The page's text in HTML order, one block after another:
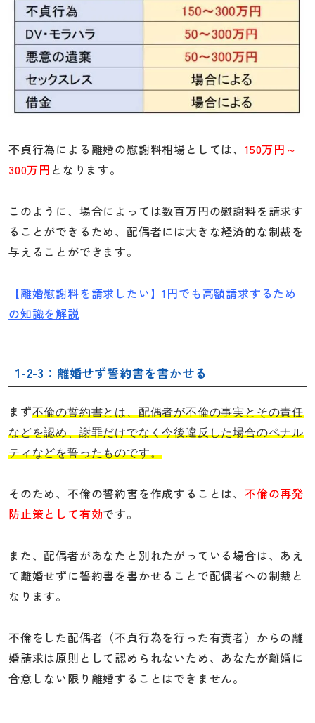
不貞行為による離婚の慰謝料相場としては、 150万円～
300万円 となります。
このように、場合によっては数百万円の慰謝料を請求す
ることができるため、配偶者には大きな経済的な制裁を
与えることができます。
【離婚慰謝料を請求したい】1円でも高額請求するため
の知識を解説
1-2-3：離婚せず誓約書を書かせる
まず不倫の誓約書とは、配偶者が不倫の事実とその責任
などを認め、謝罪だけでなく今後違反した場合のペナル
ティなどを誓ったものです。
そのため、不倫の誓約書を作成することは、 不倫の再発
防止策として有効です。
また、配偶者があなたと別れたがっている場合は、あえ
て離婚せずに誓約書を書かせることで配偶者への制裁と
なります。
不倫をした配偶者（不貞行為を行った有責者）からの離
婚請求は原則として認められないため、あなたが離婚に
合意しない限り離婚することはできません。